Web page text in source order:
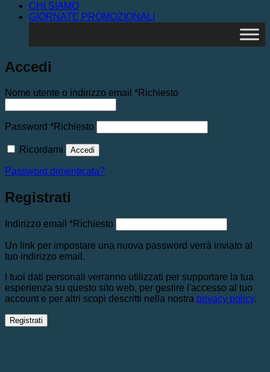
CHI SIAMO
GIORNATE PROMOZIONALI
Accedi
Nome utente o indirizzo email *Richiesto
Password *Richiesto
Ricordami Accedi
Password dimenticata?
Registrati
Indirizzo email *Richiesto
Un link per impostare una nuova password verrà inviato al
tuo indirizzo email.
I tuoi dati personali verranno utilizzati per supportare la tua
esperienza su questo sito web, per gestire l'accesso al tuo
account e per altri scopi descritti nella nostra privacy policy.
Registrati